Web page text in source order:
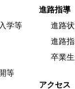
学等
等
進路指導
進路
進路
卒業
アクセス